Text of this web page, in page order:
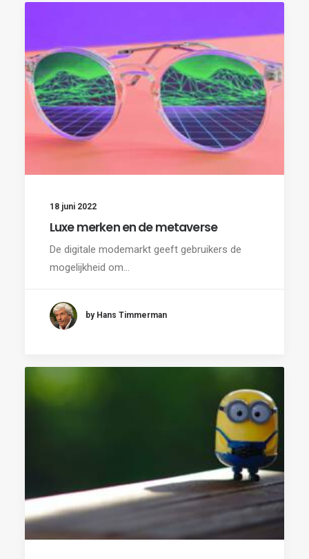
18 juni 2022
Luxe merken en de metaverse
De digitale modemarkt geeft gebruikers de
mogelijkheid om…
by Hans Timmerman